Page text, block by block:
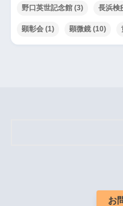
野口英世記念館(3) 長浜検
顕彰会(1) 顕微鏡(10)
お